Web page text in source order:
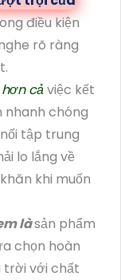
điều kiện
rõ ràng
cảviệc kết
nhanh chóng
tập trung
lo lắng về
khi muốn
làsản phẩm
chọn hoàn
trời với chất